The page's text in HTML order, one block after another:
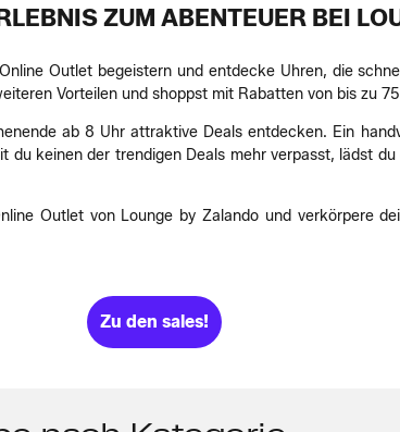
ZUM ABENTEUER BEI
Outlet begeistern und entdecke Uhren, die
Vorteilen und shoppst mit Rabatten von bis zu
ab 8 Uhr attraktive Deals entdecken. Ein
keinen der trendigen Deals mehr verpasst, lädst
Outlet von Lounge by Zalando und verkörpere
Zu den sales!